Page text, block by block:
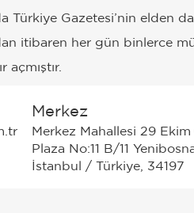
Türkiye Gazetesi’nin elden
itibaren her gün binlerce
açmıştır.
Merkez
Merkez Mahallesi 29
Plaza No:11 B/11
İstanbul / Türkiye, 34197